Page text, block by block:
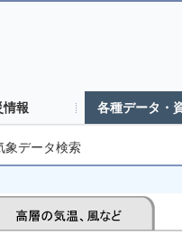
情報 各種データ・
象データ検索